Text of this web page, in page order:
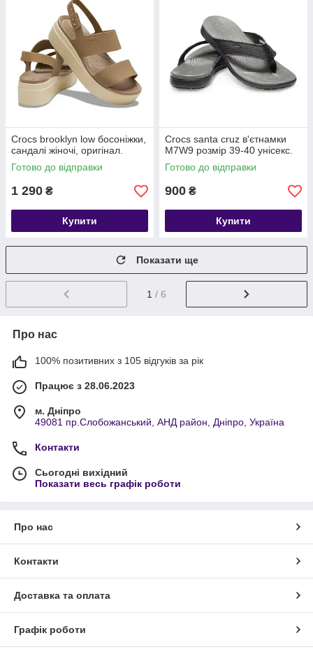
Crocs brooklyn low босоніжки,
сандалі жіночі, оригінал.
Готово до відправки
1 290 ₴
Купити
Crocs santa cruz в'єтнамки
М7W9 розмір 39-40 унісекс.
Готово до відправки
900 ₴
Купити
Показати ще
1 / 6
Про нас
100% позитивних з 105 відгуків за рік
Працює з 28.06.2023
м. Дніпро
49081 пр.Слобожанський, АНД район, Дніпро, Україна
Контакти
Сьогодні вихідний
Показати весь графік роботи
Про нас
Контакти
Доставка та оплата
Графік роботи